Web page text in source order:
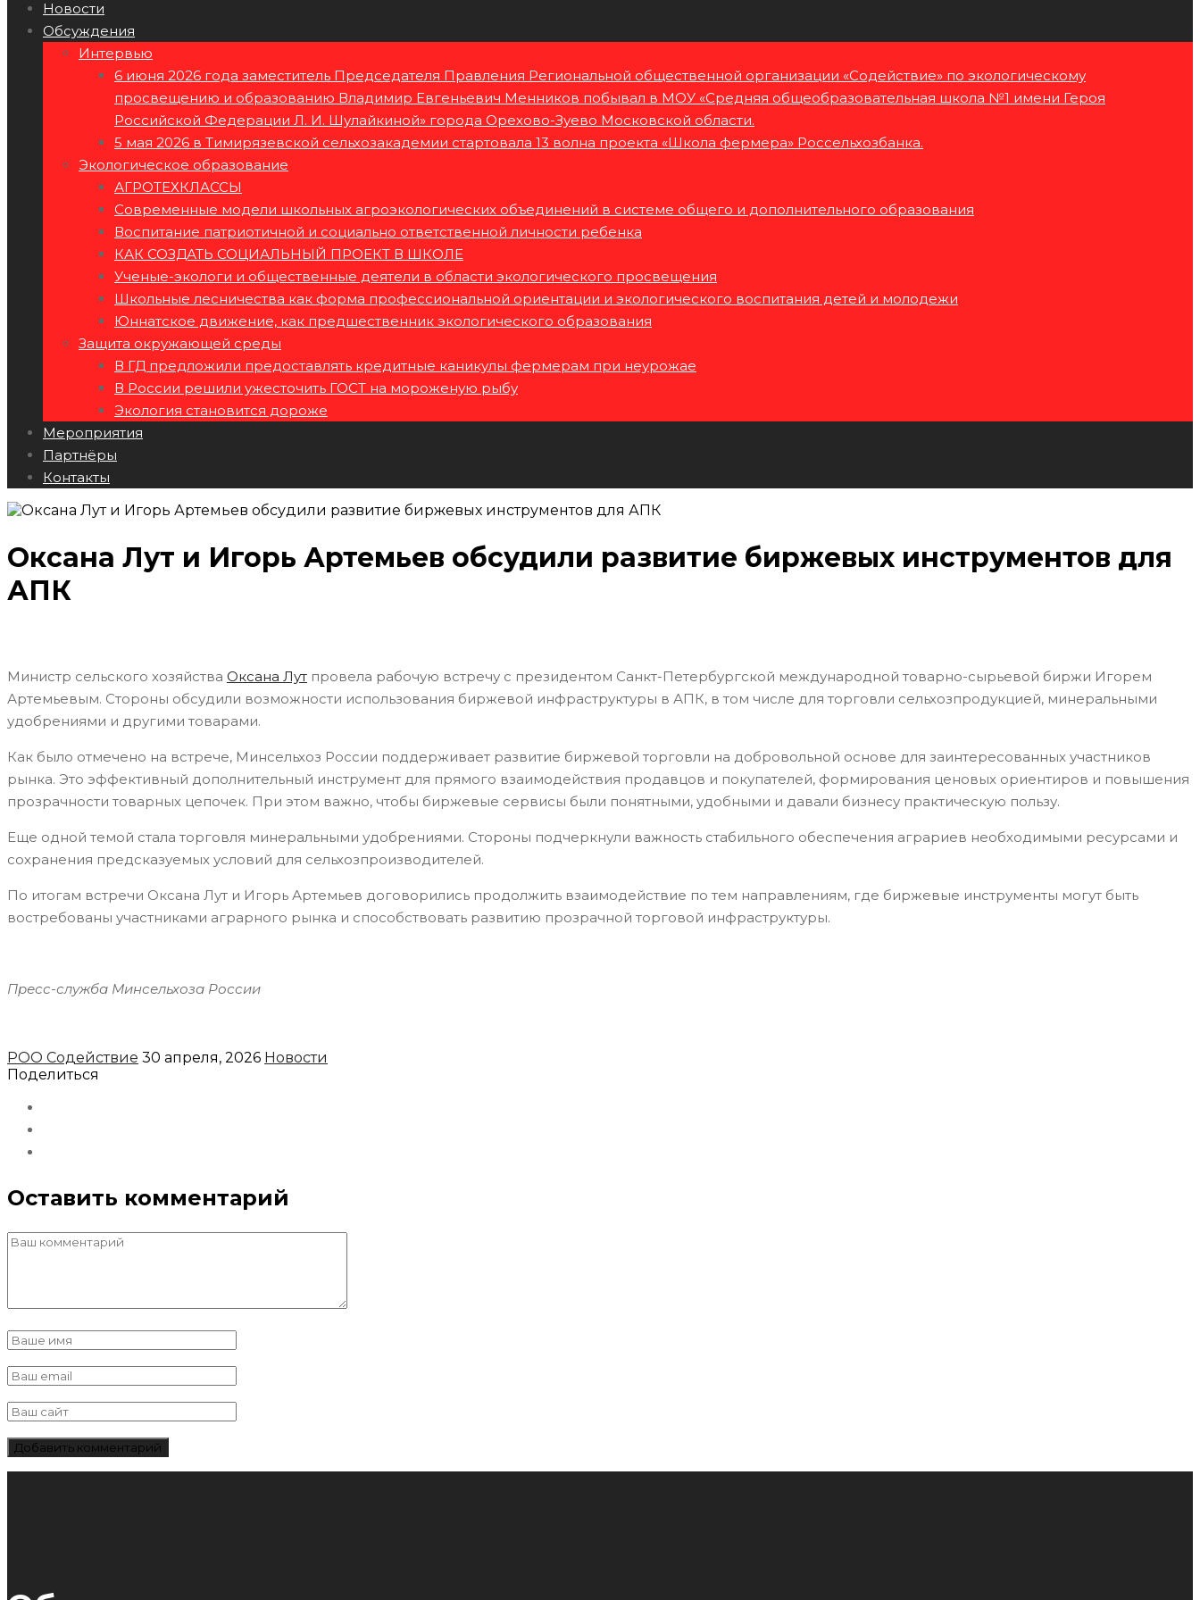
Новости
Обсуждения
Интервью
6 июня 2026 года заместитель Председателя Правления Региональной общественной организации «Содействие» по экологическому
просвещению и образованию Владимир Евгеньевич Менников побывал в МОУ «Средняя общеобразовательная школа №1 имени Героя
Российской Федерации Л. И. Шулайкиной» города Орехово-Зуево Московской области.
5 мая 2026 в Тимирязевской сельхозакадемии стартовала 13 волна проекта «Школа фермера» Россельхозбанка.
Экологическое образование
АГРОТЕХКЛАССЫ
Современные модели школьных агроэкологических объединений в системе общего и дополнительного образования
Воспитание патриотичной и социально ответственной личности ребенка
КАК СОЗДАТЬ СОЦИАЛЬНЫЙ ПРОЕКТ В ШКОЛЕ
Ученые-экологи и общественные деятели в области экологического просвещения
Школьные лесничества как форма профессиональной ориентации и экологического воспитания детей и молодежи
Юннатское движение, как предшественник экологического образования
Защита окружающей среды
В ГД предложили предоставлять кредитные каникулы фермерам при неурожае
В России решили ужесточить ГОСТ на мороженую рыбу
Экология становится дороже
Мероприятия
Партнёры
Контакты
Оксана Лут и Игорь Артемьев обсудили развитие биржевых инструментов для
АПК
Министр сельского хозяйства Оксана Лут провела рабочую встречу с президентом Санкт-Петербургской международной товарно-сырьевой биржи Игорем
Артемьевым. Стороны обсудили возможности использования биржевой инфраструктуры в АПК, в том числе для торговли сельхозпродукцией, минеральными
удобрениями и другими товарами.
Как было отмечено на встрече, Минсельхоз России поддерживает развитие биржевой торговли на добровольной основе для заинтересованных участников
рынка. Это эффективный дополнительный инструмент для прямого взаимодействия продавцов и покупателей, формирования ценовых ориентиров и повышения
прозрачности товарных цепочек. При этом важно, чтобы биржевые сервисы были понятными, удобными и давали бизнесу практическую пользу.
Еще одной темой стала торговля минеральными удобрениями. Стороны подчеркнули важность стабильного обеспечения аграриев необходимыми ресурсами и
сохранения предсказуемых условий для сельхозпроизводителей.
По итогам встречи Оксана Лут и Игорь Артемьев договорились продолжить взаимодействие по тем направлениям, где биржевые инструменты могут быть
востребованы участниками аграрного рынка и способствовать развитию прозрачной торговой инфраструктуры.
Пресс-служба Минсельхоза России
РОО Содействие 30 апреля, 2026 Новости
Поделиться
Оставить комментарий